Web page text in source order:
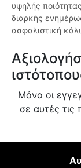
υψηλής
διαρκής
ασφαλιστική
Μόνο οι
σε αυτές τις